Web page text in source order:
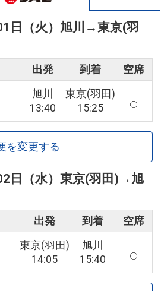
日（火） 旭川 →東京(羽
出発 到着 空席
旭川
13:40
東京(羽田)
15:25
を変更する
日（水） 東京(羽田) → 旭
出発 到着 空席
東京(羽田)
14:05
旭川
15:40